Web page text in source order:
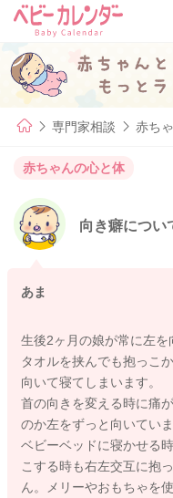
専門家相談 赤ち
赤ちゃんの心と体
向き癖につい
あま
生後2ヶ月の娘が常に左を
タオルを挟んでも抱っこ
向いて寝てしまいます。
首の向きを変える時に痛
のか左をずっと向いていま
ベビーベッドに寝かせる
こする時も右左交互に抱
ん。メリーやおもちゃを